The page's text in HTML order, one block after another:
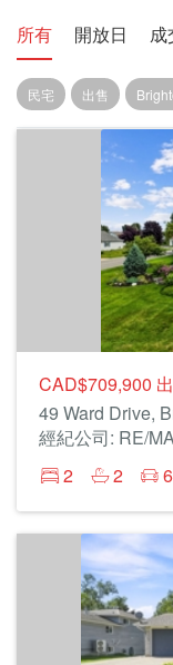
所有 開放日 成
民宅 出售
CAD$709,900
49 Ward Drive,
2
2